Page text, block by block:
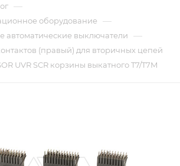
—
оборудование —
автоматические выключатели —
(правый) для вторичных цепей
UVR SCR корзины выкатного T7/T7M